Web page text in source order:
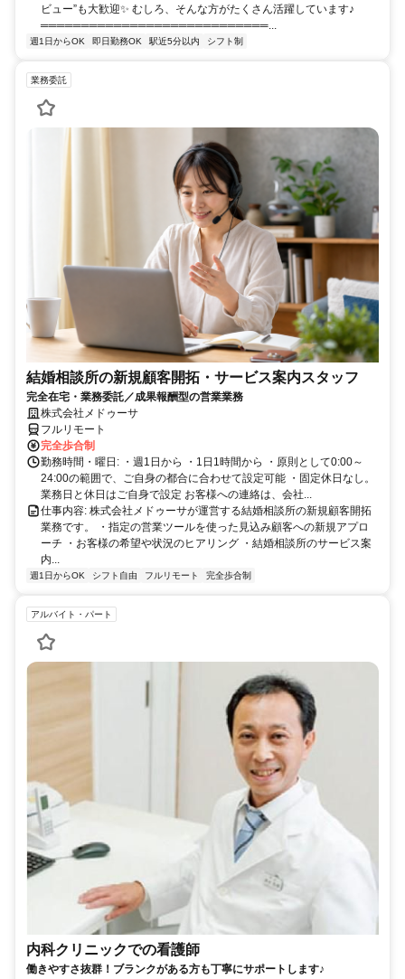
に、蒲田駅経由で 川崎駅・横浜駅方面からの通勤も可能です♪ 加え
て、旗の台駅で乗り換えれば 大井町駅・自由が丘駅方面からも通い
やすく、 幅広いエリアから無理なく通える好立地です◎
ビュー”も大歓迎✨ むしろ、そんな方がたくさん活躍しています♪
════════════════════════════...
週1日からOK 即日勤務OK 駅近5分以内 シフト制
業務委託
結婚相談所の新規顧客開拓・サービス案内スタッフ
完全在宅・業務委託／成果報酬型の営業業務
株式会社メドゥーサ
フルリモート
完全歩合制
勤務時間・曜日: ・週1日から ・1日1時間から ・原則として0:00～
24:00の範囲で、ご自身の都合に合わせて設定可能 ・固定休日なし。
業務日と休日はご自身で設定 お客様への連絡は、会社...
仕事内容: 株式会社メドゥーサが運営する結婚相談所の新規顧客開拓
業務です。 ・指定の営業ツールを使った見込み顧客への新規アプロ
ーチ ・お客様の希望や状況のヒアリング ・結婚相談所のサービス案
内...
週1日からOK シフト自由 フルリモート 完全歩合制
アルバイト・パート
内科クリニックでの看護師
働きやすさ抜群！ブランクがある方も丁寧にサポートします♪